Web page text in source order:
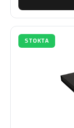
STOKTA